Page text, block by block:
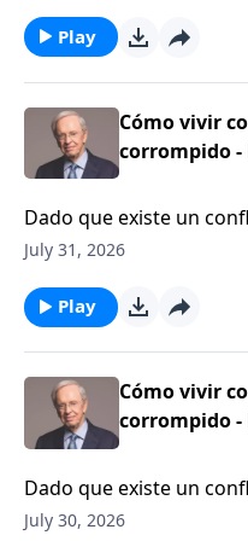
entablar amistades con
cómo las relaciones
Play
Cómo vivir
corrompido -
Dado que existe un
el reino de Satanás,
principios clave que le
alejado del pecado.
corrupto.
July 31, 2026
Play
Cómo vivir
corrompido -
Dado que existe un
el reino de Satanás,
July 30, 2026